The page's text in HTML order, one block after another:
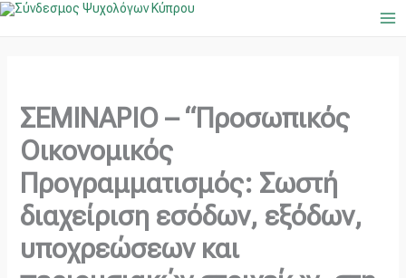
Μετάβαση
ΣΕΜΙΝΑΡΙΟ – “Προσωπικός
Οικονομικός
Προγραμματισμός: Σωστή
διαχείριση εσόδων, εξόδων,
υποχρεώσεων και